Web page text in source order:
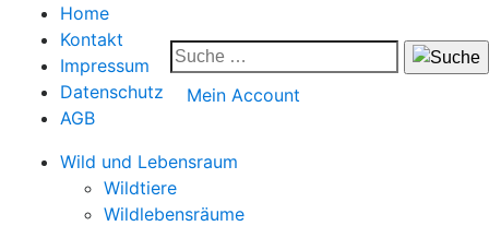
Home
Kontakt
Impressum
Datenschutz
AGB
Mein Account
Wild und Lebensraum
Wildtiere
Wildlebensräume